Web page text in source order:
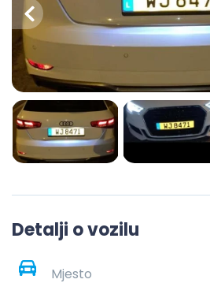
Detalji o vozilu
Mjesto